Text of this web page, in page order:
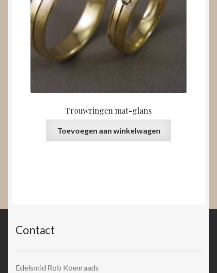
Trouwringen mat-glans
Toevoegen aan winkelwagen
Contact
Edelsmid Rob Koenraads